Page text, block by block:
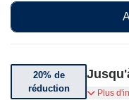
20% de
réduction
Jusqu'à